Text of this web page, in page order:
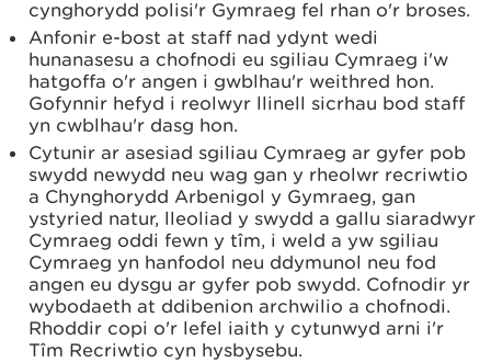
cynghorydd polisi'r Gymraeg fel rhan o'r broses.
Anfonir e-bost at staff nad ydynt wedi
hunanasesu a chofnodi eu sgiliau Cymraeg i'w
hatgoffa o'r angen i gwblhau'r weithred hon.
Gofynnir hefyd i reolwyr llinell sicrhau bod staff
yn cwblhau'r dasg hon.
Cytunir ar asesiad sgiliau Cymraeg ar gyfer pob
swydd newydd neu wag gan y rheolwr recriwtio
a Chynghorydd Arbenigol y Gymraeg, gan
ystyried natur, lleoliad y swydd a gallu siaradwyr
Cymraeg oddi fewn y tîm, i weld a yw sgiliau
Cymraeg yn hanfodol neu ddymunol neu fod
angen eu dysgu ar gyfer pob swydd. Cofnodir yr
wybodaeth at ddibenion archwilio a chofnodi.
Rhoddir copi o'r lefel iaith y cytunwyd arni i'r
Tîm Recriwtio cyn hysbysebu.